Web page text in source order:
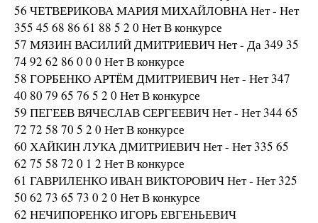
56 ЧЕТВЕРИКОВА МАРИЯ МИХАЙЛОВНА Нет - Нет
355 45 68 86 61 88 5 2 0 Нет В конкурсе
57 МЯЗИН ВАСИЛИЙ ДМИТРИЕВИЧ Нет - Да 349 35
74 92 62 86 0 0 0 Нет В конкурсе
58 ГОРБЕНКО АРТЁМ ДМИТРИЕВИЧ Нет - Нет 347
40 80 79 65 76 5 2 0 Нет В конкурсе
59 ПЕГЕЕВ ВЯЧЕСЛАВ СЕРГЕЕВИЧ Нет - Нет 344 65
72 72 58 70 5 2 0 Нет В конкурсе
60 ХАЙКИН ЛУКА ДМИТРИЕВИЧ Нет - Нет 335 65
62 75 58 72 0 1 2 Нет В конкурсе
61 ГАВРИЛЕНКО ИВАН ВИКТОРОВИЧ Нет - Нет 325
50 62 73 65 73 0 2 0 Нет В конкурсе
62 НЕЧИПОРЕНКО ИГОРЬ ЕВГЕНЬЕВИЧ